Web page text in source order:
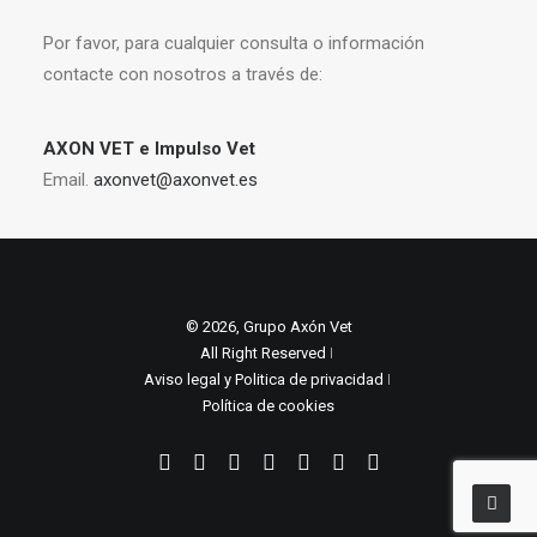
Por favor, para cualquier consulta o información
contacte con nosotros a través de:
AXON VET e Impulso Vet
Email. axonvet@axonvet.es
© 2026, Grupo Axón Vet
All Right Reserved ǀ
Aviso legal y Politica de privacidad ǀ
Política de cookies